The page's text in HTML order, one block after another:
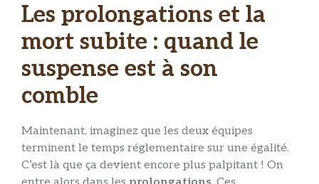
Les prolongations et la
mort subite : quand le
suspense est à son
comble
Maintenant, imaginez que les deux équipes
terminent le temps réglementaire sur une égalité.
C’est là que ça devient encore plus palpitant ! On